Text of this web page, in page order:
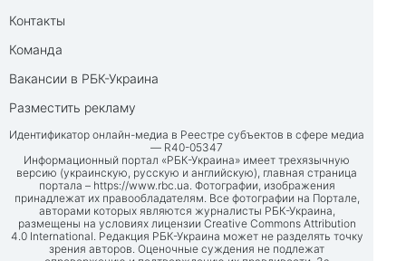
Контакты
Команда
Вакансии в РБК-Украина
Разместить рекламу
Идентификатор онлайн-медиа в Реестре субъектов в сфере медиа
— R40-05347
Информационный портал «РБК-Украина» имеет трехязычную
версию (украинскую, русскую и английскую), главная страница
портала – https://www.rbc.ua. Фотографии, изображения
принадлежат их правообладателям. Все фотографии на Портале,
авторами которых являются журналисты РБК-Украина,
размещены на условиях лицензии Creative Commons Attribution
4.0 International. Редакция РБК-Украина может не разделять точку
зрения авторов. Оценочные суждения не подлежат